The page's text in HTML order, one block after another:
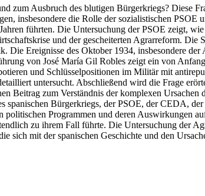
zum Ausbruch des blutigen Bürgerkriegs? Diese
insbesondere die Rolle der sozialistischen
führten. Die Untersuchung der PSOE zeigt,
und der gescheiterten Agrarreform.
Die Ereignisse des Oktober 1934, insbesondere
von José María Gil Robles zeigt ein von
und Schlüsselpositionen im Militär mit
untersucht. Abschließend wird die Frage
Beitrag zum Verständnis der komplexen
spanischen Bürgerkriegs, der PSOE, der CEDA,
Programmen und deren Auswirkungen
zu ihrem Fall führte. Die Untersuchung der
sich mit der spanischen Geschichte und den